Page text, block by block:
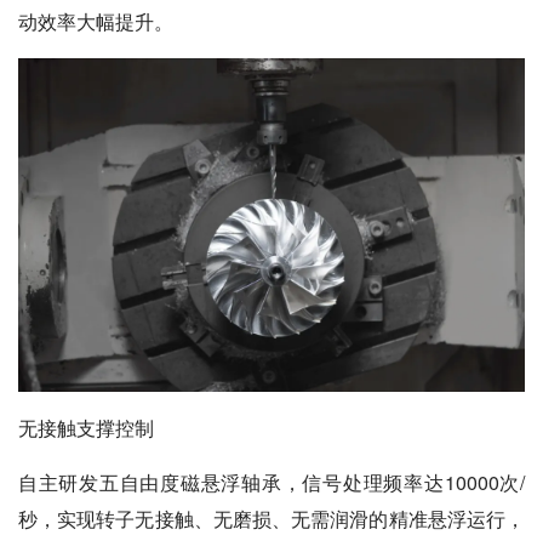
动效率大幅提升。
无接触支撑控制
自主研发五自由度磁悬浮轴承，信号处理频率达10000次/
秒，实现转子无接触、无磨损、无需润滑的精准悬浮运行，